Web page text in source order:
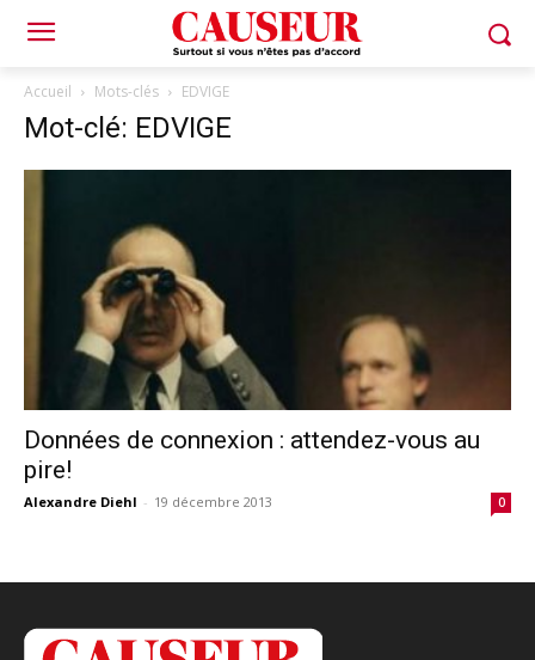
Accueil Mots-clés EDVIGE
Mot-clé: EDVIGE
Données de connexion : attendez-vous au
pire!
Alexandre Diehl - 19 décembre 2013 0